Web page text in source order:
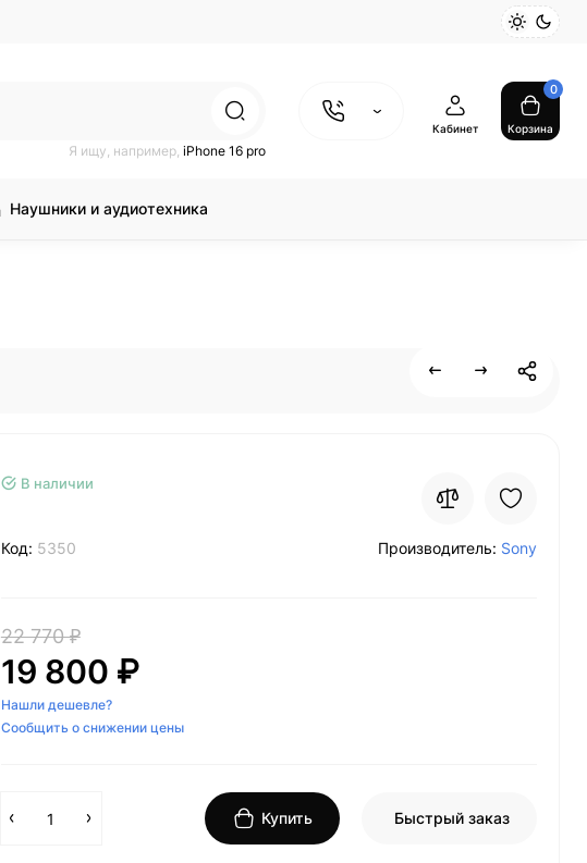
Я ищу, например, iPhone 16 pro
Кабинет
0
Корзина
Наушники и аудиотехника
В наличии
Код: 5350 Производитель: Sony
22 770 ₽
19 800 ₽
Нашли дешевле?
Сообщить о снижении цены
Купить Быстрый заказ